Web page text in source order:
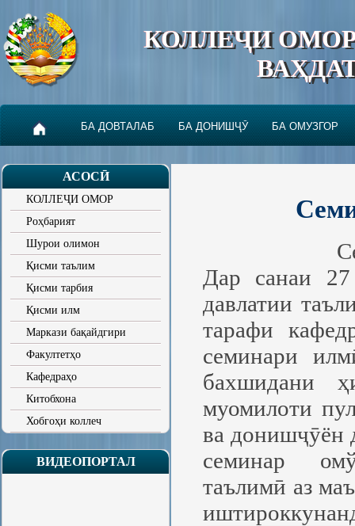
КОЛЛЕҶИ
БА ДОВТАЛАБ БА ДОНИШҶӮ БА ОМУЗГОР
АСОСӢ
КОЛЛЕҶИ ОМОР
Роҳбарият
Шурои олимон
Қисми таълим
Қисми тарбия
Қисми илм
Маркази бақайдгири
Факултетҳо
Кафедраҳо
Китобхона
Хобгоҳи коллеч
ВИДЕОПОРТАЛ
Дар санаи
давлатии
тарафи
семинари
бахшидани
муомилоти
ва донишҷӯён
семинар
таълимӣ аз